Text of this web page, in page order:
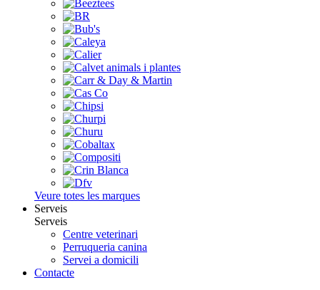
Veure totes les marques
Serveis
Serveis
Centre veterinari
Perruqueria canina
Servei a domicili
Contacte